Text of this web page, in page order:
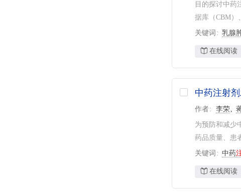
目的探讨中药
据库（CBM）
关键词 乳腺
在线阅读
中药注射
作者 李荣
为预防和减少
药品质量、患
关键词 中药
在线阅读